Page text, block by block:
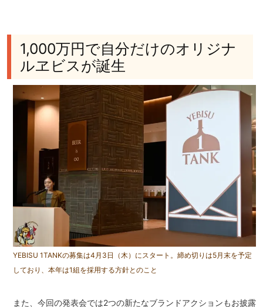
1,000万円で自分だけのオリジナ
ルヱビスが誕生
YEBISU 1TANKの募集は4月3日（木）にスタート。締め切りは5月末を予定
しており、本年は1組を採用する方針とのこと
また、今回の発表会では2つの新たなブランドアクションもお披露